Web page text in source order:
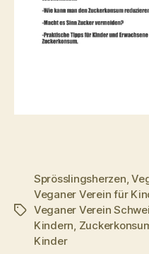
Schlagwörter
Sprösslingsherzen,
Veganer Verein für
Veganer Verein
Kindern,
Kinder